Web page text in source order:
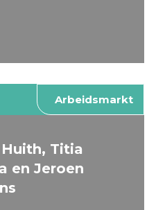
Arbeidsmarkt
Titia
en Jeroen